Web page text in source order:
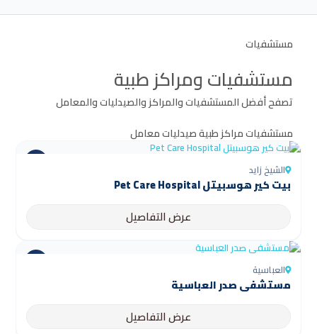
مستشفيات
مستشفيات ومراكز طبية
تصفح أفضل المستشفيات والمراكز والصيدليات والمعامل
مستشفياتمراكز طبيةصيدلياتمعامل
الشيخ زايد
بيت كير هوسبيتل Pet Care Hospital
عرض التفاصيل
العباسية
مستشفى صدر العباسية
عرض التفاصيل